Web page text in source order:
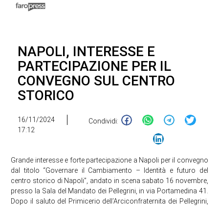
NAPOLI, INTERESSE E
PARTECIPAZIONE PER IL
CONVEGNO SUL CENTRO
STORICO
16/11/2024
17:12
Condividi:
Grande interesse e forte partecipazione a Napoli per il convegno
dal titolo “Governare il Cambiamento – Identità e futuro del
centro storico di Napoli”, andato in scena sabato 16 novembre,
presso la Sala del Mandato dei Pellegrini, in via Portamedina 41.
Dopo il saluto del Primicerio dell’Arciconfraternita dei Pellegrini,